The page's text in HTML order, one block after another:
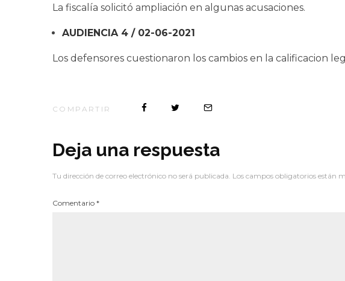
La fiscalía solicitó ampliación en algunas acusaciones.
AUDIENCIA 4 / 02-06-2021
Los defensores cuestionaron los cambios en la calificacion
COMPARTIR
Deja una respuesta
Tu dirección de correo electrónico no será publicada. Los campos obligatorios están
Comentario *